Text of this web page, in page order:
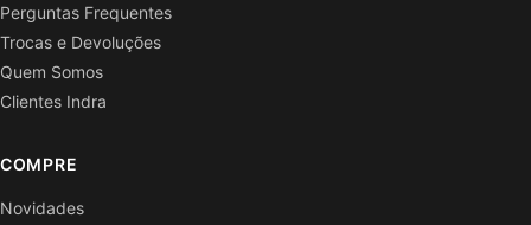
Perguntas Frequentes
Trocas e Devoluções
Quem Somos
Clientes Indra
COMPRE
Novidades